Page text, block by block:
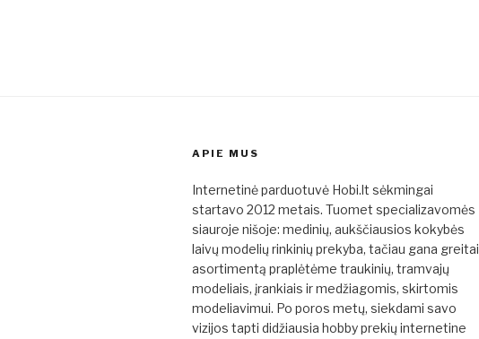
APIE MUS
Internetinė parduotuvė Hobi.lt sėkmingai
startavo 2012 metais. Tuomet specializavomės
siauroje nišoje: medinių, aukščiausios kokybės
laivų modelių rinkinių prekyba, tačiau gana greitai
asortimentą praplėtėme traukinių, tramvajų
modeliais, įrankiais ir medžiagomis, skirtomis
modeliavimui. Po poros metų, siekdami savo
vizijos tapti didžiausia hobby prekių internetine